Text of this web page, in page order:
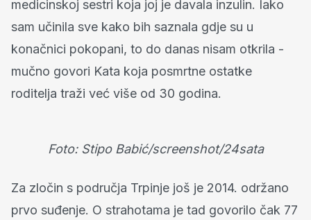
medicinskoj sestri koja joj je davala inzulin. Iako
sam učinila sve kako bih saznala gdje su u
konačnici pokopani, to do danas nisam otkrila -
mučno govori Kata koja posmrtne ostatke
roditelja traži već više od 30 godina.
Foto: Stipo Babić/screenshot/24sata
Za zločin s područja Trpinje još je 2014. održano
prvo suđenje. O strahotama je tad govorilo čak 77